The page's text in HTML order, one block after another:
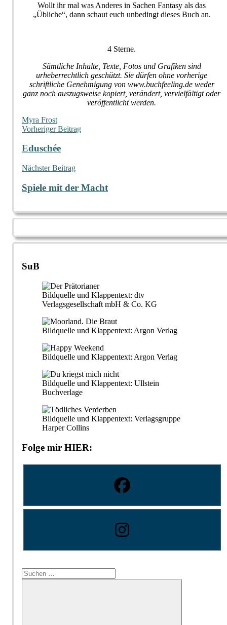
Wollt ihr mal was Anderes in Sachen Fantasy als das
„Übliche“, dann schaut euch unbedingt dieses Buch an.
4 Sterne.
Sämtliche Inhalte, Texte, Fotos und Grafiken sind
urheberrechtlich geschützt. Sie dürfen ohne vorherige
schriftliche Genehmigung von www.buchfeeling.de weder
ganz noch auszugsweise kopiert, verändert, vervielfältigt oder
veröffentlicht werden.
Myra Frost
Beitragsnavigation
Vorheriger Beitrag
Eduschée
Nächster Beitrag
Spiele mit der Macht
SuB
Bildquelle und Klappentext: dtv
Verlagsgesellschaft mbH & Co. KG
Bildquelle und Klappentext: Argon Verlag
Bildquelle und Klappentext: Argon Verlag
Bildquelle und Klappentext: Ullstein
Buchverlage
Bildquelle und Klappentext: Verlagsgruppe
Harper Collins
Folge mir HIER:
Suchen
nach: